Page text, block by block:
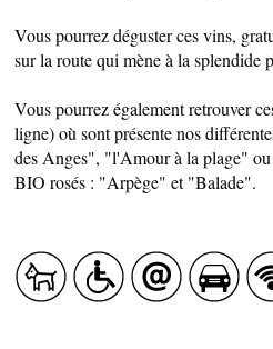
HÉBERGEMENTS
Vous pourrez déguster ces vins,
sur la route qui mène à la splendide
Vous pourrez également retrouver
ligne) où sont présente nos
des Anges", "l'Amour à la plage"
BIO rosés : "Arpège" et "Balade".